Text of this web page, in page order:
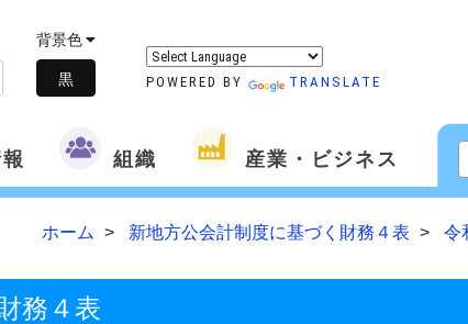
背景色
POWERED BY TRANSLATE
組織 産業・ビジネス
ホーム 新地方公会計制度に基づく財務４表 令
務４表